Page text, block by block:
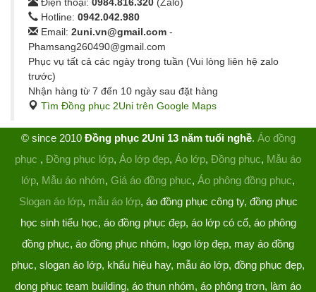
Hotline: 0942.042.980
Email: 2uni.vn@gmail.com -
Phamsang260490@gmail.com
Phục vụ tất cả các ngày trong tuần (Vui lòng liên hệ zalo
trước)
Nhận hàng từ 7 đến 10 ngày sau đặt hàng
Tìm Đồng phục 2Uni trên Google Maps
© since 2010 Đồng phục 2Uni 13 năm tuổi nghề. Áo đồng
phục , Đồng phục lớp, Áo lớp đẹp, Áo lớp, Đồng phục, Mẫu áo
lớp, Mẫu áo nhóm, Giá áo đồng phục, Áo phông đồng phục,
Slogan áo lớp, mẫu áo lớp, áo đồng phục công ty, đồng phục
học sinh tiểu học, áo đồng phục đẹp, áo lớp có cổ, áo phông
đồng phục, áo đồng phục nhóm, logo lớp đẹp, may áo đồng
phục, slogan áo lớp, khẩu hiệu hay, mẫu áo lớp, đồng phục đẹp,
dong phuc team building, áo thun nhóm, áo phông trơn, làm áo